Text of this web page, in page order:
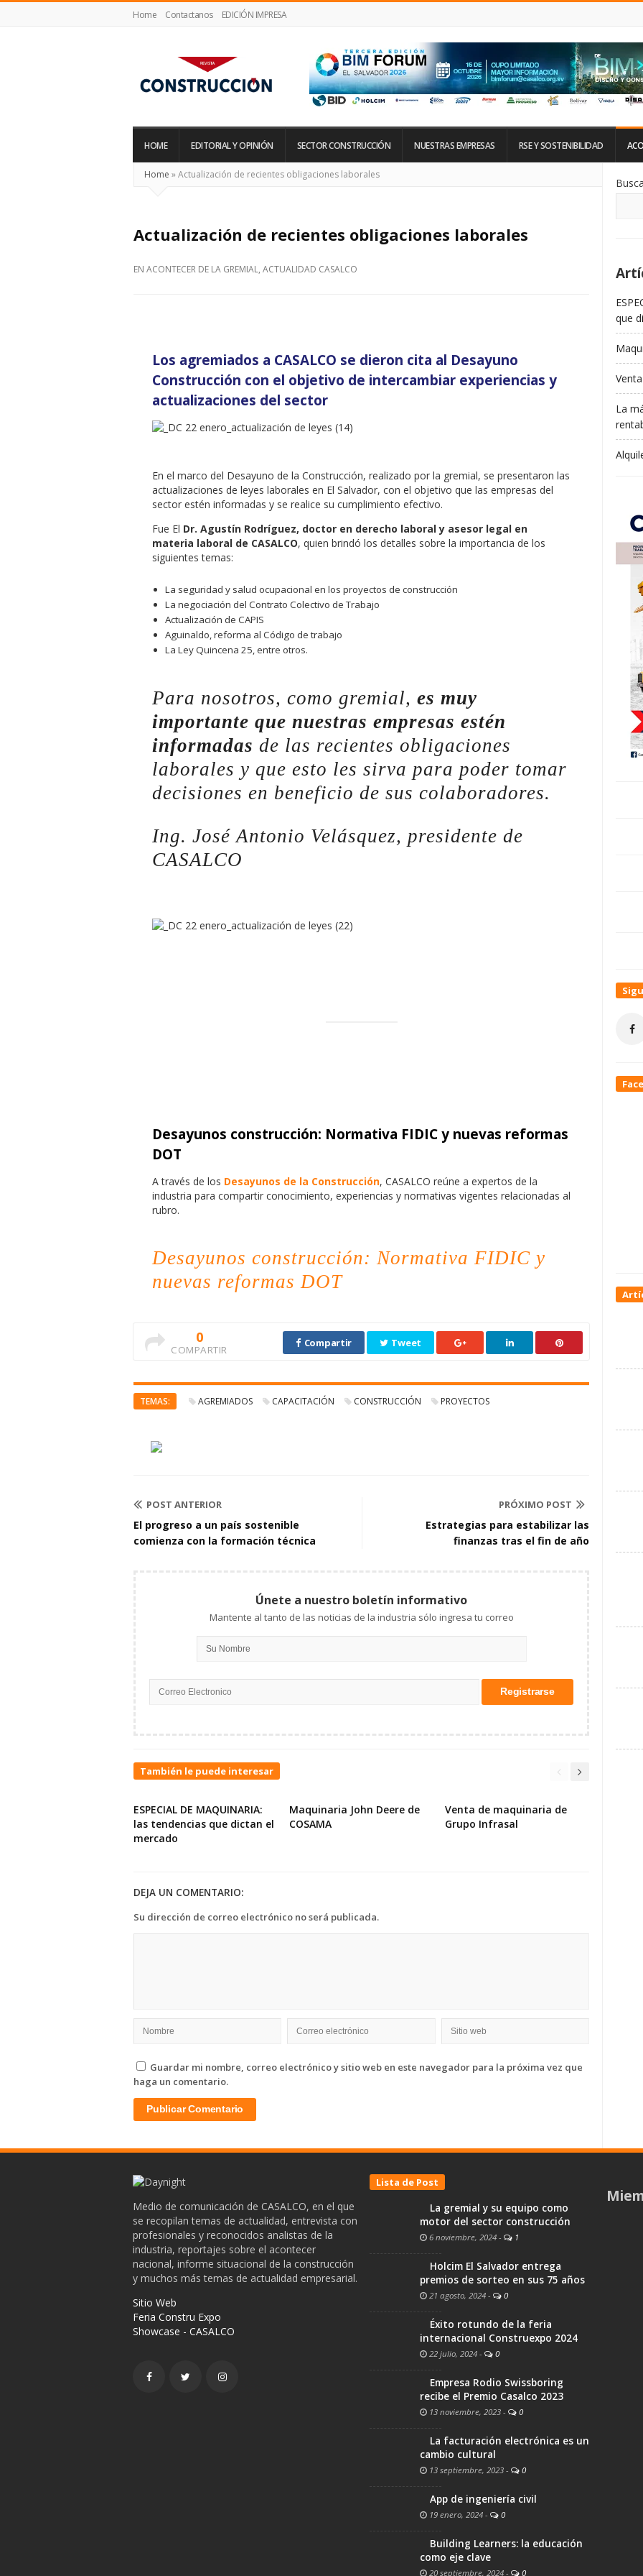
Home Contactanos EDICIÓN IMPRESA
Construcción
HOME EDITORIAL Y OPINIÓN SECTOR CONSTRUCCIÓN NUESTRAS EMPRESAS RSE Y SOSTENIBILIDAD
Home »Actualización de recientes obligaciones laborales
Actualización de recientes obligaciones laborales
EN ACONTECER DE LA GREMIAL, ACTUALIDAD CASALCO
Los agremiados a CASALCO se dieron cita al Desayuno
Construcción con el objetivo de intercambiar experiencias y
actualizaciones del sector
En el marco del Desayuno de la Construcción, realizado por la gremial, se presentaron las
actualizaciones de leyes laborales en El Salvador, con el objetivo que las empresas del
sector estén informadas y se realice su cumplimiento efectivo.
Fue El Dr. Agustín Rodríguez, doctor en derecho laboral y asesor legal en
materia laboral de CASALCO, quien brindó los detalles sobre la importancia de los
siguientes temas:
La seguridad y salud ocupacional en los proyectos de construcción
La negociación del Contrato Colectivo de Trabajo
Actualización de CAPIS
Aguinaldo, reforma al Código de trabajo
La Ley Quincena 25, entre otros.
Para nosotros, como gremial, es muy
importante que nuestras empresas estén
informadas de las recientes obligaciones
laborales y que esto les sirva para poder tomar
decisiones en beneficio de sus colaboradores.
Ing. José Antonio Velásquez, presidente de
CASALCO
Desayunos construcción: Normativa FIDIC y nuevas reformas
DOT
A través de los Desayunos de la Construcción, CASALCO reúne a expertos de la
industria para compartir conocimiento, experiencias y normativas vigentes relacionadas al
rubro.
Desayunos construcción: Normativa FIDIC y
nuevas reformas DOT
0
COMPARTIR
Compartir Tweet
TEMAS: AGREMIADOS CAPACITACIÓN CONSTRUCCIÓN PROYECTOS
POST ANTERIOR
El progreso a un país sostenible
comienza con la formación técnica
PRÓXIMO POST
Estrategias para estabilizar las
finanzas tras el fin de año
Únete a nuestro boletín informativo
Mantente al tanto de las noticias de la industria sólo ingresa tu correo
También le puede interesar
ESPECIAL DE MAQUINARIA:
las tendencias que dictan el
mercado
Maquinaria John Deere de
COSAMA
Venta de maquinaria de
Grupo Infrasal
DEJA UN COMENTARIO:
Su dirección de correo electrónico no será publicada.
Guardar mi nombre, correo electrónico y sitio web en este navegador para la próxima vez que
haga un comentario.
De
La
que
La
Medio de comunicación de CASALCO, en el que
se recopilan temas de actualidad, entrevista con
profesionales y reconocidos analistas de la
industria, reportajes sobre el acontecer
nacional, informe situacional de la construcción
y muchos más temas de actualidad empresarial.
Sitio Web
Feria Constru Expo
Showcase - CASALCO
Lista de Post
La gremial y su equipo como
motor del sector construcción
6 noviembre, 2024 - 1
Holcim El Salvador entrega
premios de sorteo en sus 75 años
21 agosto, 2024 - 0
Éxito rotundo de la feria
internacional Construexpo 2024
22 julio, 2024 - 0
Empresa Rodio Swissboring
recibe el Premio Casalco 2023
13 noviembre, 2023 - 0
La facturación electrónica es un
cambio cultural
13 septiembre, 2023 - 0
App de ingeniería civil
19 enero, 2024 - 0
Building Learners: la educación
como eje clave
20 septiembre, 2024 - 0